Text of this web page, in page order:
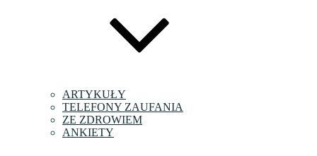
ARTYKUŁY
TELEFONY ZAUFANIA
ZE ZDROWIEM
ANKIETY